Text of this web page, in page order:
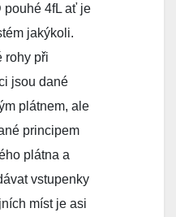
pouhé 4fL ať je
jakýkoli.
rohy při
jsou dané
plátnem, ale
principem
plátna a
vstupenky
míst je asi